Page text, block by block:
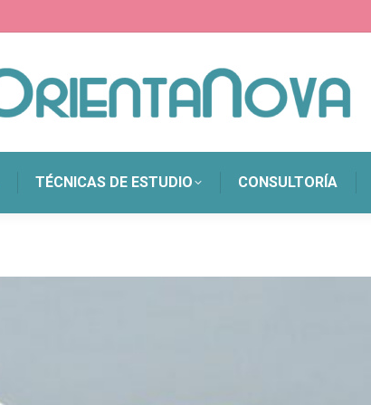
TÉCNICAS DE ESTUDIO CONSULTORÍA